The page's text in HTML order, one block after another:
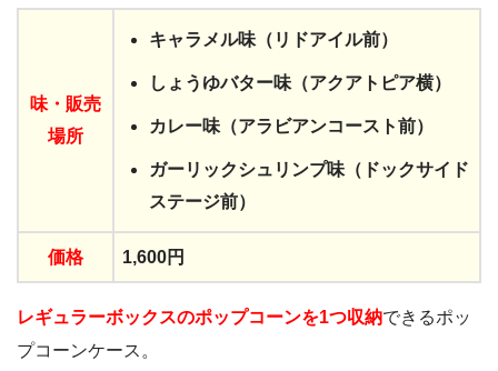
味・ 販売
場所
キャラメル味（リドアイル前）
しょうゆバター味（アクアトピア横）
カレー味（アラビアンコースト前）
ガーリックシュリンプ味（ドックサイド
ステージ前）
価格 1,600円
レギュラーボックスのポップコーンを1つ収納できるポッ
プコーンケース。